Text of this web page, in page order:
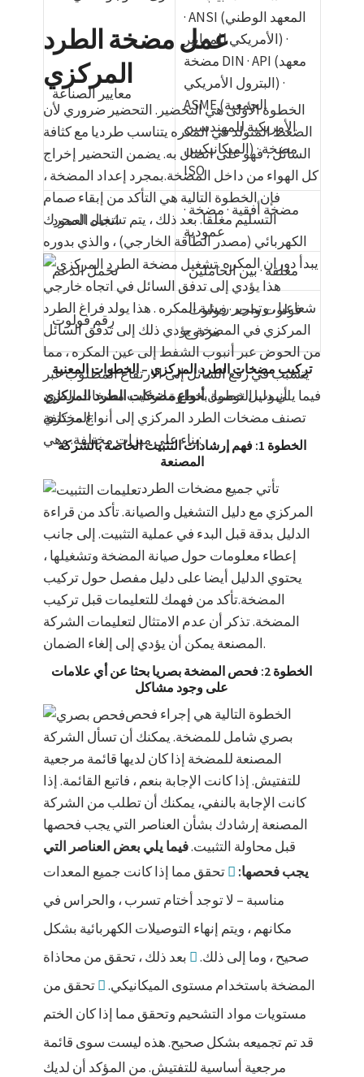
عمل مضخة الطرد
المركزي
الخطوة الأولى هي التحضير. التحضير ضروري لأن
الضغط المتولد في المكره يتناسب طرديا مع كثافة
السائل ، فهو على اتصال به. يضمن التحضير إخراج
كل الهواء من داخل المضخة.بمجرد إعداد المضخة ،
فإن الخطوة التالية هي التأكد من إبقاء صمام
التسليم مغلقا. بعد ذلك ، يتم تشغيل المحرك
الكهربائي (مصدر الطاقة الخارجي) ، والذي بدوره
يبدأ دوران المكره .
هذا يؤدي إلى تدفق السائل في اتجاه خارجي
شعاعيا ، وتمرير ريشة المكره . هذا يولد فراغ الطرد
المركزي في المضخة. يؤدي ذلك إلى تدفق السائل
من الحوض عبر أنبوب الشفط إلى عين المكره ، مما
يتسبب في رفع السائل إلى الارتفاع المطلوب عبر
أنبوب التوصيل.أنواع مضخات الطرد المركزي
تصنف مضخات الطرد المركزي إلى أنواع مختلفة
بناء على ميزات مختلفة. وهي:
معايير الصناعة
· ANSI (المعهد الوطني
الأمريكي للمعايير) ·
مضخة DIN · API (معهد
البترول الأمريكي) ·
ASME (الجمعية
الأمريكية للمهندسين
الميكانيكيين) · مضخة
ISO
اتجاه العمود
· مضخة أفقية · مضخة
عمودية
تحمل الدعم · معلقة · بين الحاملين
رقم فولوت
· فولوت واحد · فولوت
مزدوج
تركيب مضخات الطرد المركزي – الخطوات المعنية
فيما يلي دليل خطوة بخطوة لتركيب مضخات الطرد
المركزي:
الخطوة 1: فهم إرشادات التثبيت الخاصة بالشركة
المصنعة
تأتي جميع مضخات الطرد
المركزي مع دليل التشغيل والصيانة. تأكد من قراءة
الدليل بدقة قبل البدء في عملية التثبيت. إلى جانب
إعطاء معلومات حول صيانة المضخة وتشغيلها ،
يحتوي الدليل أيضا على دليل مفصل حول تركيب
المضخة.تأكد من فهمك للتعليمات قبل تركيب
المضخة. تذكر أن عدم الامتثال لتعليمات الشركة
المصنعة يمكن أن يؤدي إلى إلغاء الضمان.
الخطوة 2: فحص المضخة بصريا بحثا عن أي علامات
على وجود مشاكل
الخطوة التالية هي إجراء فحص
بصري شامل للمضخة. يمكنك أن تسأل الشركة
المصنعة للمضخة إذا كان لديها قائمة مرجعية
للتفتيش. إذا كانت الإجابة بنعم ، فاتبع القائمة. إذا
كانت الإجابة بالنفي، يمكنك أن تطلب من الشركة
المصنعة إرشادك بشأن العناصر التي يجب فحصها
قبل محاولة التثبيت.فيما يلي بعض العناصر التي
يجب فحصها:
تحقق مما إذا كانت جميع المعدات
مناسبة – لا توجد أختام تسرب ، والحراس في
مكانهم ، ويتم إنهاء التوصيلات الكهربائية بشكل
صحيح ، وما إلى ذلك.
بعد ذلك ، تحقق من محاذاة
المضخة باستخدام مستوى الميكانيكي.
تحقق من
مستويات مواد التشحيم وتحقق مما إذا كان الختم
قد تم تجميعه بشكل صحيح.هذه ليست سوى قائمة
مرجعية أساسية للتفتيش. من المؤكد أن لديك